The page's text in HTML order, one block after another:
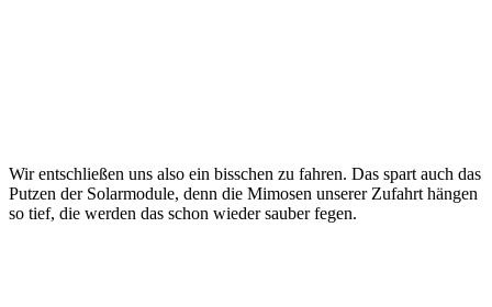
Wir entschließen uns also ein bisschen zu fahren. Das spart auch das
Putzen der Solarmodule, denn die Mimosen unserer Zufahrt hängen
so tief, die werden das schon wieder sauber fegen.